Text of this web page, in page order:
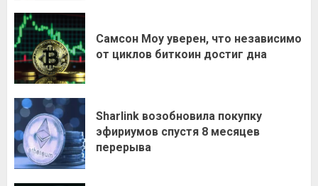
Самсон Моу уверен, что независимо
от циклов биткоин достиг дна
Sharlink возобновила покупку
эфириумов спустя 8 месяцев
перерыва